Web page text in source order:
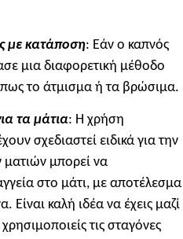
με κατάποση: Εάν ο καπνός
μια διαφορετική μέθοδο
το άτμισμα ή τα βρώσιμα.
τα μάτια: Η χρήση
σχεδιαστεί ειδικά για την
μπορεί να
στο μάτι, με αποτέλεσμα
Είναι καλή ιδέα να έχεις μαζί
τις σταγόνες